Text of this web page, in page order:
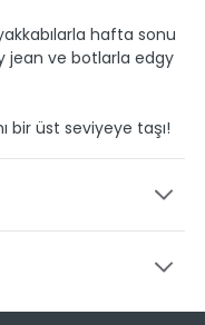
hafta sonu
jean ve botlarla edgy
bir üst seviyeye taşı!
PTT,
edilir.